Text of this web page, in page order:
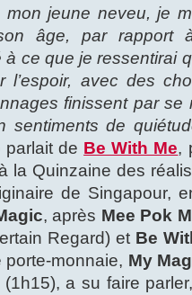
jeune neveu, je
âge, par rapport
à ce que je ressentirai
l’espoir, avec des
finissent par
sentiments de
parlait de Be With Me,
la Quinzaine des
de Singapour,
, après Mee Pok
Regard) et Be
monnaie, My
a su faire